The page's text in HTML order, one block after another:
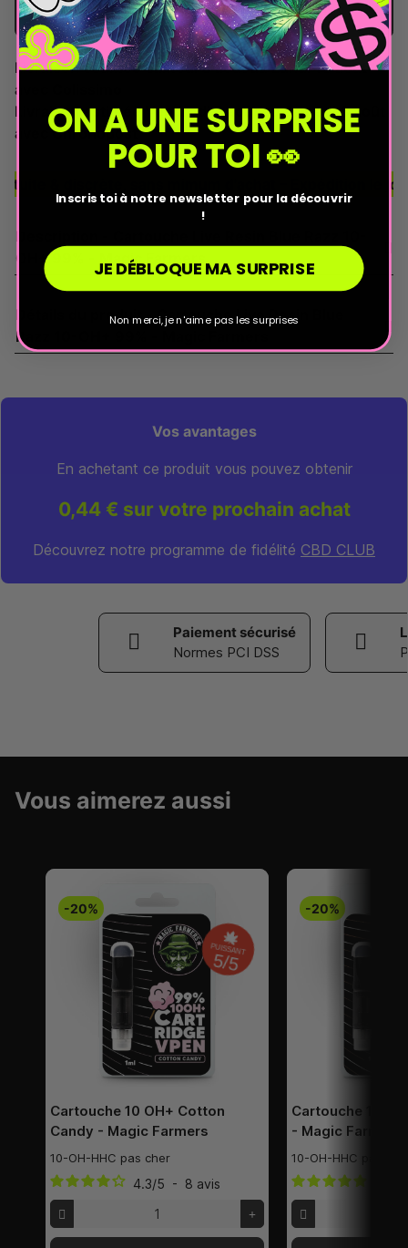
Ajouter 22,32 € 27,90 €
Livraison estiméeSamedi 8 aoûtauLundi 10 août
avec Colissimo
Livraison estimée Vendredi 7 aoûtauSamedi 8 août
avec Chronopost
& discrète, sans mimum d'achat – Expédition le
Description - Cartouche Live Resin Blue Razz 10-
OH+ 99% - Magic Farmers
Détails du produit - Cartouche Live Resin Blue
Razz 10-OH+ 99% - Magic Farmers
Vos avantages
En achetant ce produit vous pouvez obtenir
0,44 € sur votre prochain achat
Découvrez notre programme de fidélité CBD CLUB
Paiement sécurisé
Normes PCI DSS
Vous aimerez aussi
PUISSANT
5/5
-20%
Cartouche 10 OH+ Cotton
Candy - Magic Farmers
10-OH-HHC pas cher
4.3/5 - 8 avis
-20%
Cartouche 10
- Magic Farmers
10-OH-HHC pas
ON A UNE SURPRISE
POUR TOI 👀
Inscris toi à notre newsletter pour la découvrir
!
JE DÉBLOQUE MA SURPRISE
Non merci, je n'aime pas les surprises